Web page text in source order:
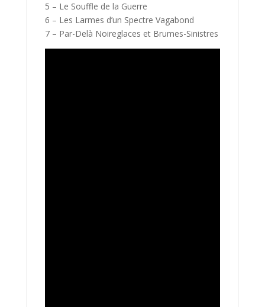
5 – Le Souffle de la Guerre
6 – Les Larmes d’un Spectre Vagabond
7 – Par-Delà Noireglaces et Brumes-Sinistres